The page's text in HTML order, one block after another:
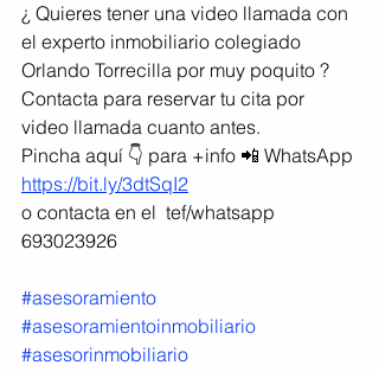
¿ Quieres tener una video llamada con
el experto inmobiliario colegiado
Orlando Torrecilla por muy poquito ?
Contacta para reservar tu cita por
video llamada cuanto antes.
Pincha aquí 👇 para +info 📲 WhatsApp
https://bit.ly/3dtSqI2
o contacta en el  tef/whatsapp
693023926
#asesoramiento
#asesoramientoinmobiliario
#asesorinmobiliario